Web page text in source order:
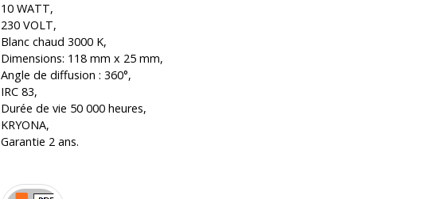
10 WATT,
230 VOLT,
Blanc chaud 3000 K,
Dimensions: 118 mm x 25 mm,
Angle de diffusion : 360°,
IRC 83,
Durée de vie 50 000 heures,
KRYONA,
Garantie 2 ans.